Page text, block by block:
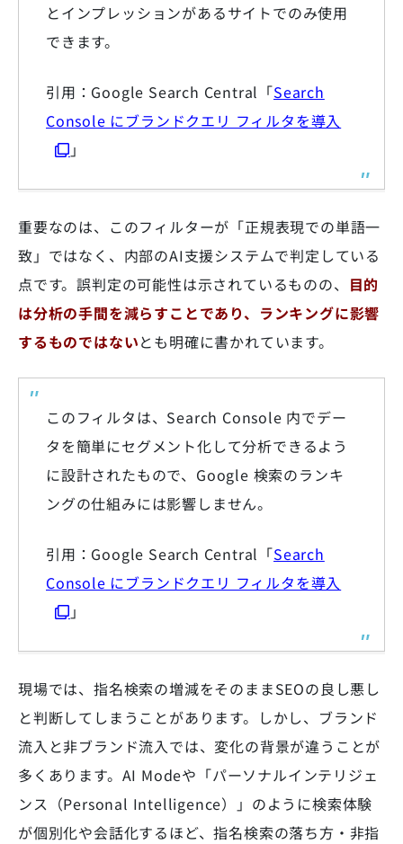
とインプレッションがあるサイトでのみ使用
できます。
引用：Google Search Central「Search
Console にブランドクエリ フィルタを導入
」
重要なのは、このフィルターが「正規表現での単語一
致」ではなく、内部のAI支援システムで判定している
点です。誤判定の可能性は示されているものの、 目的
は分析の手間を減らすことであり、ランキングに影響
するものではないとも明確に書かれています。
このフィルタは、Search Console 内でデー
タを簡単にセグメント化して分析できるよう
に設計されたもので、Google 検索のランキ
ングの仕組みには影響しません。
引用：Google Search Central「Search
Console にブランドクエリ フィルタを導入
」
現場では、指名検索の増減をそのままSEOの良し悪し
と判断してしまうことがあります。しかし、ブランド
流入と非ブランド流入では、変化の背景が違うことが
多くあります。AI Modeや「パーソナルインテリジェ
ンス（Personal Intelligence）」のように検索体験
が個別化や会話化するほど、指名検索の落ち方・非指